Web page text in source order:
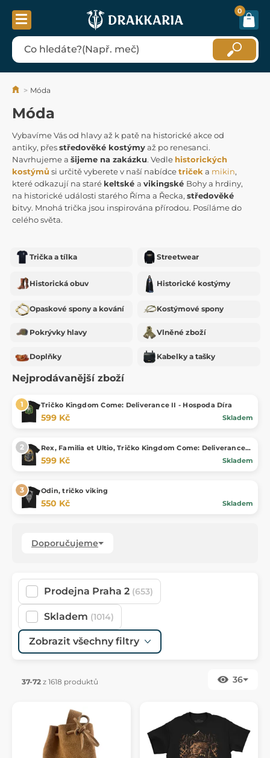
0
Móda
Móda
Vybavíme Vás od hlavy až k patě na historické akce od
antiky, přesstředověké kostýmyaž po renesanci.
Navrhujeme a šijeme na zakázku. Vedle historických
kostýmů si určitě vyberete v naší nabídcetriček a mikin,
které odkazují na staré keltské a vikingské Bohy a hrdiny,
na historické události starého Říma a Řecka, středověké
bitvy. Mnohá trička jsou inspirována přírodou. Posíláme do
celého světa.
Trička a tílka Streetwear
Historická obuv Historické kostýmy
Opaskové spony a kování Kostýmové spony
Pokrývky hlavy Vlněné zboží
Doplňky Kabelky a tašky
Nejprodávanější zboží
Tričko Kingdom Come: Deliverance II - Hospoda Díra
599 Kč Skladem
Rex, Familia et Ultio, Tričko Kingdom Come: Deliverance
II, pánské
599 Kč Skladem
Odin, tričko viking
550 Kč Skladem
Doporučujeme
Prodejna Praha 2 (653)
Skladem (1014)
Zobrazit všechny filtry
37-72 z 1618 produktů 36